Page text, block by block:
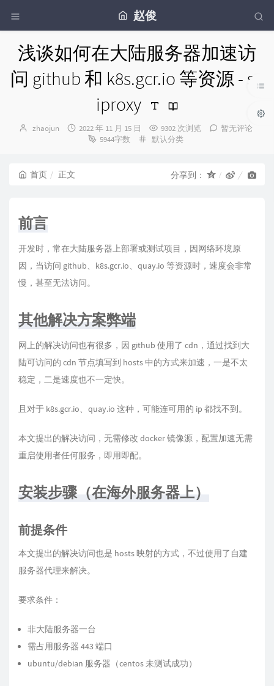
赵俊
浅谈如何在大陆服务器加速访
问 github 和 k8s.gcr.io 等资源 - sn
iproxy
博
zhaojun
发
2022 年 11 月 15 日 9302 次浏览
暂无评论
5944字数
分
默认分类
首页 正文 分享到：
前言
开发时，常在大陆服务器上部署或测试项目，因网络环境原
因，当访问 github、k8s.gcr.io、quay.io 等资源时，速度会非常
慢，甚至无法访问。
其他解决方案弊端
网上的解决访问也有很多，因 github 使用了 cdn，通过找到大
陆可访问的 cdn 节点填写到 hosts 中的方式来加速，一是不太
稳定，二是速度也不一定快。
且对于 k8s.gcr.io、quay.io 这种，可能连可用的 ip 都找不到。
本文提出的解决访问，无需修改 docker 镜像源，配置加速无需
重启使用者任何服务，即用即配。
安装步骤（在海外服务器上）
前提条件
本文提出的解决访问也是 hosts 映射的方式，不过使用了自建
服务器代理来解决。
要求条件：
非大陆服务器一台
需占用服务器 443 端口
ubuntu/debian 服务器（centos 未测试成功）